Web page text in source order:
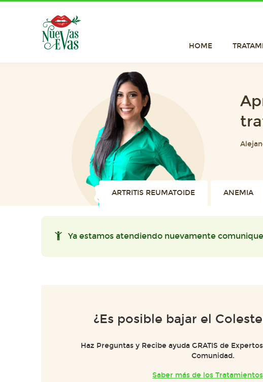
HOME
ARTRITIS REUMATOIDE ANEMIA
Ya estamos atendiendo nuevamente
¿Es posible bajar el
Haz Preguntas y Recibe ayuda GRATIS de
Comunidad.
Saber más de los Tratamientos